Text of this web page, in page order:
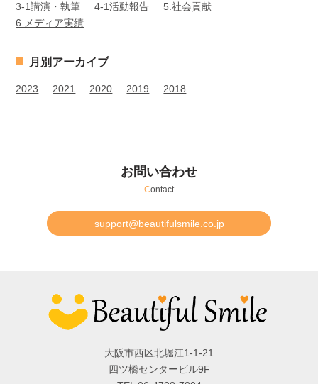
3-1講演・執筆
4-1活動報告
5.社会貢献
6.メディア実績
月別アーカイブ
2023 2021 2020 2019 2018
お問い合わせ
Contact
support@beautifulsmile.co.jp
大阪市西区北堀江1-1-21
四ツ橋センタービル9F